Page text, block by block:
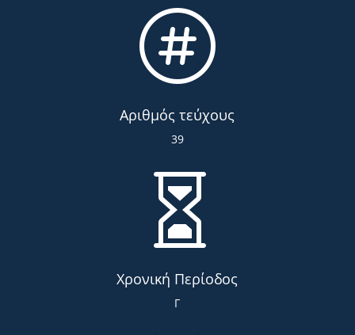

Αριθμός τεύχους
39

Χρονική Περίοδος
Γ